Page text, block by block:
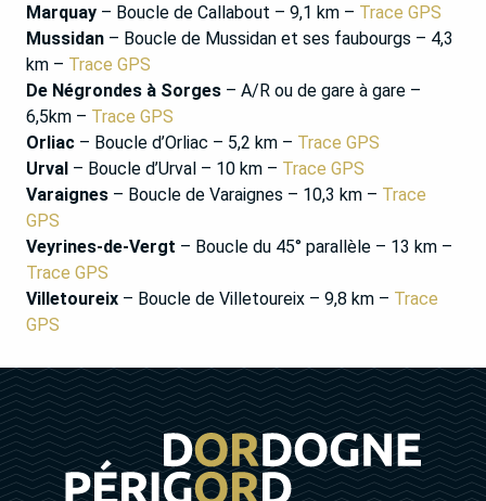
Marquay – Boucle de Callabout – 9,1 km – Trace GPS
Mussidan – Boucle de Mussidan et ses faubourgs – 4,3
km – Trace GPS
De Négrondes à Sorges – A/R ou de gare à gare –
6,5km – Trace GPS
Orliac – Boucle d’Orliac – 5,2 km – Trace GPS
Urval – Boucle d’Urval – 10 km – Trace GPS
Varaignes – Boucle de Varaignes – 10,3 km – Trace
GPS
Veyrines-de-Vergt – Boucle du 45° parallèle – 13 km –
Trace GPS
Villetoureix – Boucle de Villetoureix – 9,8 km – Trace
GPS